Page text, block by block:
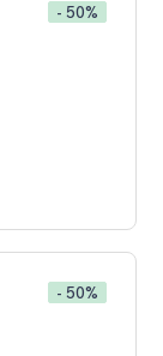
- 50%
- 50%